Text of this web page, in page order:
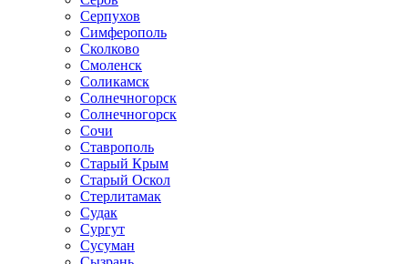
Серпухов
Симферополь
Сколково
Смоленск
Соликамск
Солнечногорск
Солнечногорск
Сочи
Ставрополь
Старый Крым
Старый Оскол
Стерлитамак
Судак
Сургут
Сусуман